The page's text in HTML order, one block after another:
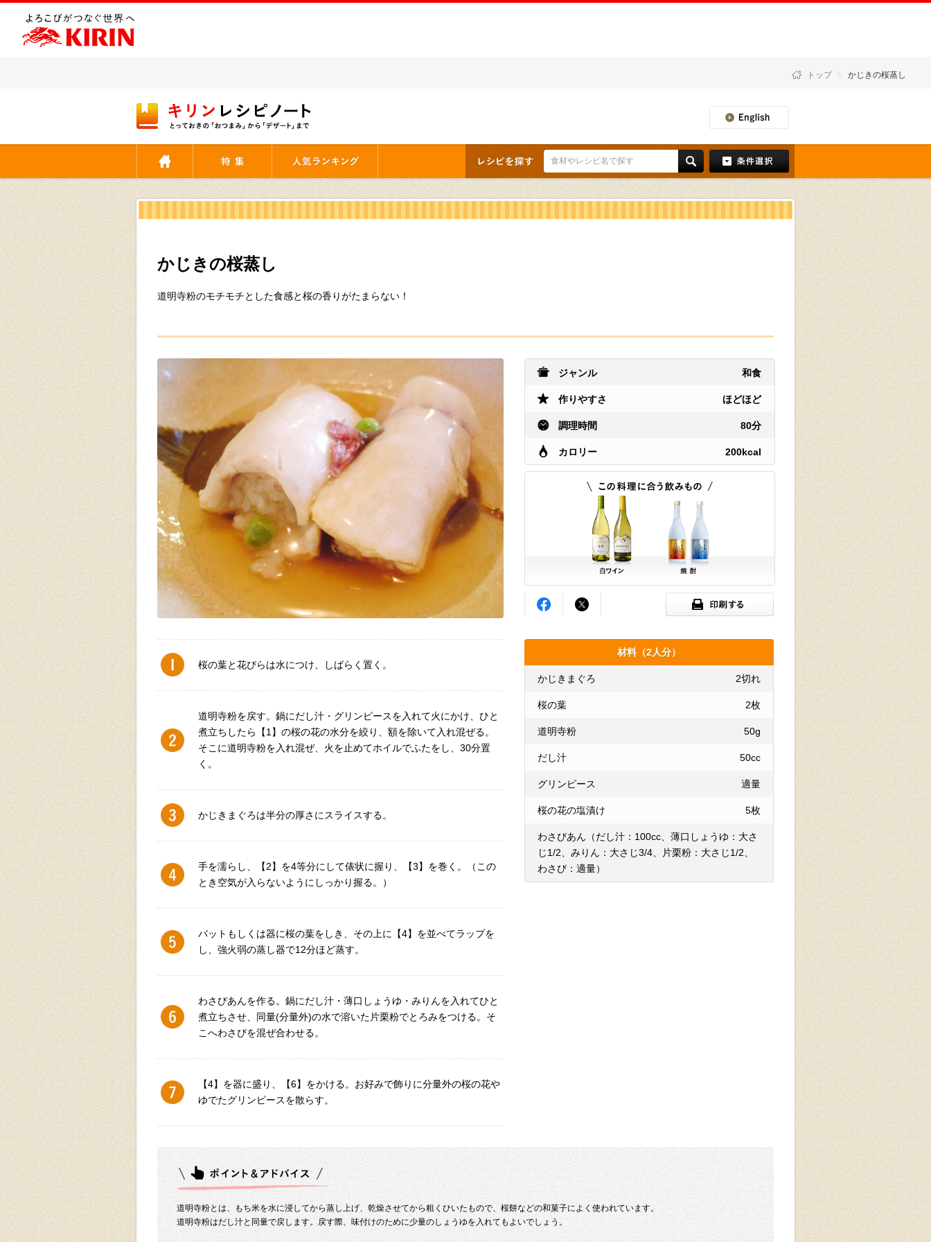
トップ かじきの桜蒸し
かじきの桜蒸し
道明寺粉のモチモチとした食感と桜の香りがたまらない！
ジャンル 和食
作りやすさ ほどほど
調理時間 80分
カロリー 200kcal
材料（2人分）
かじきまぐろ 2切れ
桜の葉 2枚
道明寺粉 50g
だし汁 50cc
グリンピース 適量
桜の花の塩漬け 5枚
わさびあん（だし汁：100cc、薄口しょうゆ：大さ
じ1/2、みりん：大さじ3/4、片栗粉：大さじ1/2、
わさび：適量）
桜の葉と花びらは水につけ、しばらく置く。
道明寺粉を戻す。鍋にだし汁・グリンピースを入れて火にかけ、ひと
煮立ちしたら【1】の桜の花の水分を絞り、額を除いて入れ混ぜる。
そこに道明寺粉を入れ混ぜ、火を止めてホイルでふたをし、30分置
く。
かじきまぐろは半分の厚さにスライスする。
手を濡らし、【2】を4等分にして俵状に握り、【3】を巻く。（この
とき空気が入らないようにしっかり握る。）
バットもしくは器に桜の葉をしき、その上に【4】を並べてラップを
し、強火弱の蒸し器で12分ほど蒸す。
わさびあんを作る。鍋にだし汁・薄口しょうゆ・みりんを入れてひと
煮立ちさせ、同量(分量外)の水で溶いた片栗粉でとろみをつける。そ
こへわさびを混ぜ合わせる。
【4】を器に盛り、【6】をかける。お好みで飾りに分量外の桜の花や
ゆでたグリンピースを散らす。
道明寺粉とは、もち米を水に浸してから蒸し上げ、乾燥させてから粗くひいたもので、桜餅などの和菓子によく使われています。
道明寺粉はだし汁と同量で戻します。戻す際、味付けのために少量のしょうゆを入れてもよいでしょう。